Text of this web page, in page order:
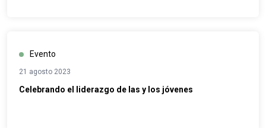
Evento
21 agosto 2023
Celebrando el liderazgo de las y los jóvenes